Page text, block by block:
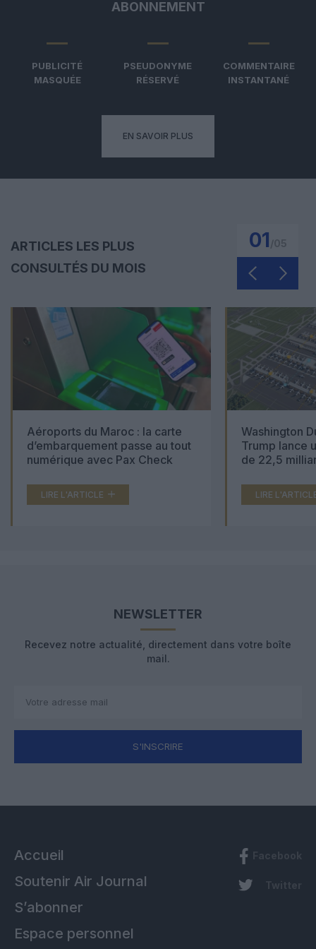
ABONNEMENT
PUBLICITÉ
MASQUÉE
PSEUDONYME
RÉSERVÉ
COMMENTAIRE
INSTANTANÉ
EN SAVOIR PLUS
ARTICLES LES PLUS
CONSULTÉS DU MOIS
01
Aéroports du Maroc : la carte
d’embarquement passe au tout
numérique avec Pax Check
LIRE L'ARTICLE
Washington
Trump lance
de 22,5
LIRE
NEWSLETTER
Recevez notre actualité, directement dans votre boîte
mail.
S'INSCRIRE
Accueil
Soutenir Air Journal
S’abonner
Espace personnel